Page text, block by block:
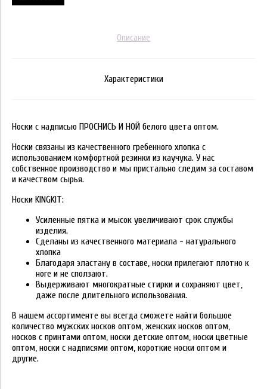
Описание
Характеристики
Носки с надписью ПРОСНИСЬ И НОЙ белого цвета оптом.
Носки связаны из качественного гребенного хлопка с
использованием комфортной резинки из каучука. У нас
собственное производство и мы пристально следим за составом
и качеством сырья.
Носки KINGKIT:
Усиленные пятка и мысок увеличивают срок службы
изделия.
Сделаны из качественного материала - натурального
хлопка
Благодаря эластану в составе, носки прилегают плотно к
ноге и не сползают.
Выдерживают многократные стирки и сохраняют цвет,
даже после длительного использования.
В нашем ассортименте вы всегда сможете найти большое
количество мужских носков оптом, женских носков оптом,
носков с принтами оптом, носки детские оптом, носки цветные
оптом, носки с надписями оптом, короткие носки оптом и
другие.